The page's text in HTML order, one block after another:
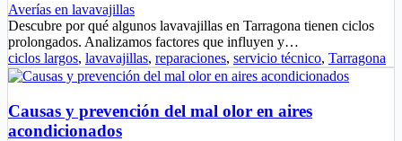
Averías en lavavajillas
Descubre por qué algunos lavavajillas en Tarragona tienen ciclos
prolongados. Analizamos factores que influyen y…
ciclos largos, lavavajillas, reparaciones, servicio técnico, Tarragona
Causas y prevención del mal olor en aires
acondicionados